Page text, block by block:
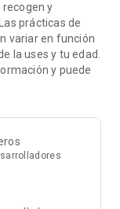
de AFP Modelo
recogen y
prácticas de
variar en función
la uses y tu edad.
y puede